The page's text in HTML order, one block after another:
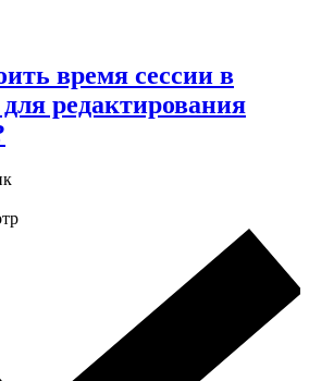
время сессии в
редактирования